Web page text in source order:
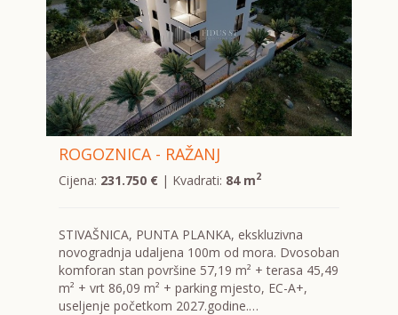
ROGOZNICA - RAŽANJ
Cijena: 231.750 €| Kvadrati: 84 m2
STIVAŠNICA, PUNTA PLANKA, ekskluzivna
novogradnja udaljena 100m od mora. Dvosoban
komforan stan površine 57,19 m² + terasa 45,49
m² + vrt 86,09 m² + parking mjesto, EC-A+,
useljenje početkom 2027.godine.…